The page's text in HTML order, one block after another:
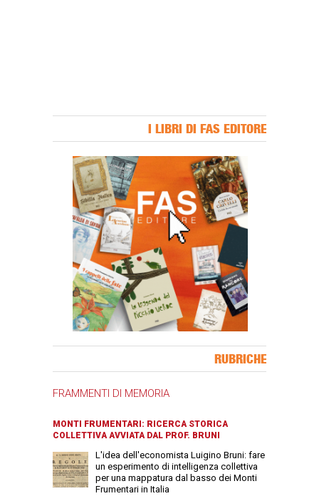
I LIBRI DI FAS EDITORE
RUBRICHE
FRAMMENTI DI MEMORIA
MONTI FRUMENTARI: RICERCA STORICA
COLLETTIVA AVVIATA DAL PROF. BRUNI
L'idea dell'economista Luigino Bruni: fare
un esperimento di intelligenza collettiva
per una mappatura dal basso dei Monti
Frumentari in Italia